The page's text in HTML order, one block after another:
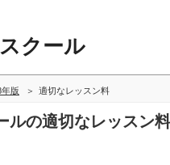
クール
版 適切なレッスン料
ルの適切なレッスン